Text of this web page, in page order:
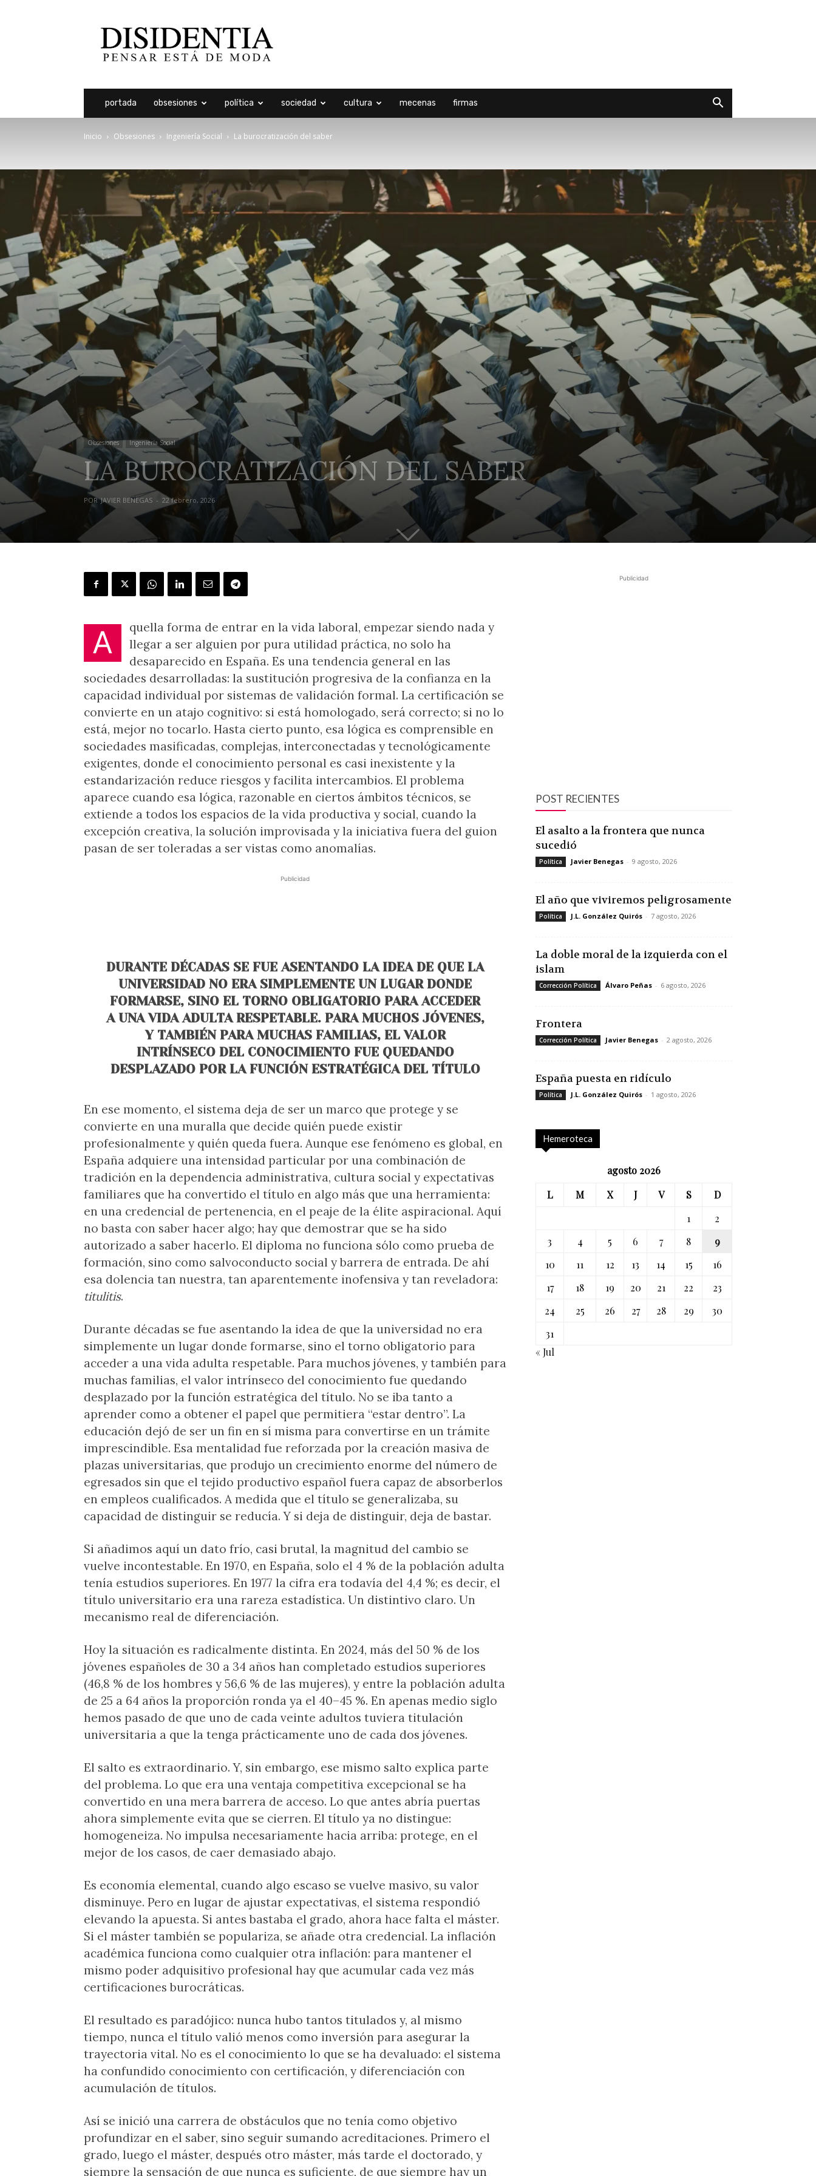
portada obsesiones política sociedad cultura mecenas firmas
Inicio Obsesiones Ingeniería Social La burocratización del saber
Obsesiones Ingeniería Social
LA BUROCRATIZACIÓN DEL SABER
POR JAVIER BENEGAS - 22 febrero, 2026
A
quella forma de entrar en la vida laboral, empezar siendo nada y
llegar a ser alguien por pura utilidad práctica, no solo ha
desaparecido en España. Es una tendencia general en las
sociedades desarrolladas: la sustitución progresiva de la confianza en la
capacidad individual por sistemas de validación formal. La certificación se
convierte en un atajo cognitivo: si está homologado, será correcto; si no lo
está, mejor no tocarlo. Hasta cierto punto, esa lógica es comprensible en
sociedades masificadas, complejas, interconectadas y tecnológicamente
exigentes, donde el conocimiento personal es casi inexistente y la
estandarización reduce riesgos y facilita intercambios. El problema
aparece cuando esa lógica, razonable en ciertos ámbitos técnicos, se
extiende a todos los espacios de la vida productiva y social, cuando la
excepción creativa, la solución improvisada y la iniciativa fuera del guion
pasan de ser toleradas a ser vistas como anomalías.
Publicidad
DURANTE DÉCADAS SE FUE ASENTANDO LA IDEA DE QUE LA
UNIVERSIDAD NO ERA SIMPLEMENTE UN LUGAR DONDE
FORMARSE, SINO EL TORNO OBLIGATORIO PARA ACCEDER
A UNA VIDA ADULTA RESPETABLE. PARA MUCHOS JÓVENES,
Y TAMBIÉN PARA MUCHAS FAMILIAS, EL VALOR
INTRÍNSECO DEL CONOCIMIENTO FUE QUEDANDO
DESPLAZADO POR LA FUNCIÓN ESTRATÉGICA DEL TÍTULO
En ese momento, el sistema deja de ser un marco que protege y se
convierte en una muralla que decide quién puede existir
profesionalmente y quién queda fuera. Aunque ese fenómeno es global, en
España adquiere una intensidad particular por una combinación de
tradición en la dependencia administrativa, cultura social y expectativas
familiares que ha convertido el título en algo más que una herramienta:
en una credencial de pertenencia, en el peaje de la élite aspiracional. Aquí
no basta con saber hacer algo; hay que demostrar que se ha sido
autorizado a saber hacerlo. El diploma no funciona sólo como prueba de
formación, sino como salvoconducto social y barrera de entrada. De ahí
esa dolencia tan nuestra, tan aparentemente inofensiva y tan reveladora:
titulitis.
Durante décadas se fue asentando la idea de que la universidad no era
simplemente un lugar donde formarse, sino el torno obligatorio para
acceder a una vida adulta respetable. Para muchos jóvenes, y también para
muchas familias, el valor intrínseco del conocimiento fue quedando
desplazado por la función estratégica del título. No se iba tanto a
aprender como a obtener el papel que permitiera “estar dentro”. La
educación dejó de ser un fin en sí misma para convertirse en un trámite
imprescindible. Esa mentalidad fue reforzada por la creación masiva de
plazas universitarias, que produjo un crecimiento enorme del número de
egresados sin que el tejido productivo español fuera capaz de absorberlos
en empleos cualificados. A medida que el título se generalizaba, su
capacidad de distinguir se reducía. Y si deja de distinguir, deja de bastar.
Si añadimos aquí un dato frío, casi brutal, la magnitud del cambio se
vuelve incontestable. En 1970, en España, solo el 4 % de la población adulta
tenía estudios superiores. En 1977 la cifra era todavía del 4,4 %; es decir, el
título universitario era una rareza estadística. Un distintivo claro. Un
mecanismo real de diferenciación.
Hoy la situación es radicalmente distinta. En 2024, más del 50 % de los
jóvenes españoles de 30 a 34 años han completado estudios superiores
(46,8 % de los hombres y 56,6 % de las mujeres), y entre la población adulta
de 25 a 64 años la proporción ronda ya el 40–45 %. En apenas medio siglo
hemos pasado de que uno de cada veinte adultos tuviera titulación
universitaria a que la tenga prácticamente uno de cada dos jóvenes.
El salto es extraordinario. Y, sin embargo, ese mismo salto explica parte
del problema. Lo que era una ventaja competitiva excepcional se ha
convertido en una mera barrera de acceso. Lo que antes abría puertas
ahora simplemente evita que se cierren. El título ya no distingue:
homogeneiza. No impulsa necesariamente hacia arriba: protege, en el
mejor de los casos, de caer demasiado abajo.
Es economía elemental, cuando algo escaso se vuelve masivo, su valor
disminuye. Pero en lugar de ajustar expectativas, el sistema respondió
elevando la apuesta. Si antes bastaba el grado, ahora hace falta el máster.
Si el máster también se populariza, se añade otra credencial. La inflación
académica funciona como cualquier otra inflación: para mantener el
mismo poder adquisitivo profesional hay que acumular cada vez más
certificaciones burocráticas.
El resultado es paradójico: nunca hubo tantos titulados y, al mismo
tiempo, nunca el título valió menos como inversión para asegurar la
trayectoria vital. No es el conocimiento lo que se ha devaluado: el sistema
ha confundido conocimiento con certificación, y diferenciación con
acumulación de títulos.
Así se inició una carrera de obstáculos que no tenía como objetivo
profundizar en el saber, sino seguir sumando acreditaciones. Primero el
grado, luego el máster, después otro máster, más tarde el doctorado, y
siempre la sensación de que nunca es suficiente, de que siempre hay un
Publicidad
POST RECIENTES
El asalto a la frontera que nunca
sucedió
Política Javier Benegas - 9 agosto, 2026
El año que viviremos peligrosamente
Política J.L. González Quirós - 7 agosto, 2026
La doble moral de la izquierda con el
islam
Corrección Política Álvaro Peñas - 6 agosto, 2026
Frontera
Corrección Política Javier Benegas - 2 agosto, 2026
España puesta en ridículo
Política J.L. González Quirós - 1 agosto, 2026
Hemeroteca
agosto 2026
L
M X J V S
D
1
2
3
4 5 6 7 8
9
10
11 12 13 14 15
16
17
18 19 20 21 22
23
24
25 26 27 28 29
30
31
« Jul